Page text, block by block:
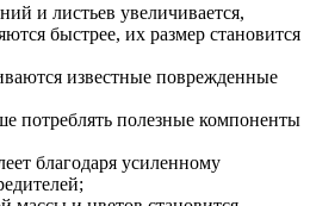
и листьев увеличивается,
быстрее, их размер становится
известные поврежденные
потреблять полезные компоненты
благодаря усиленному